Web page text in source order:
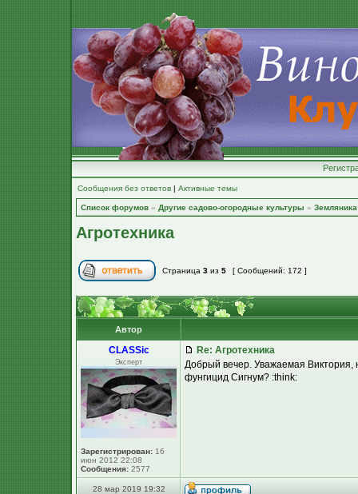
Сообщения без ответов | Активные темы
Список форумов » Другие садово-огородные культуры »
Агротехника
Страница 3 из 5 [ Сообщений: 172 ]
Автор
CLASSic
Эксперт
Зарегистрирован: 16
июн 2012 22:08
Сообщения: 2577
Re: Агротехника
Добрый вечер. Уважаемая Виктория,
фунгицид Сигнум? :think:
28 мар 2019 19:32